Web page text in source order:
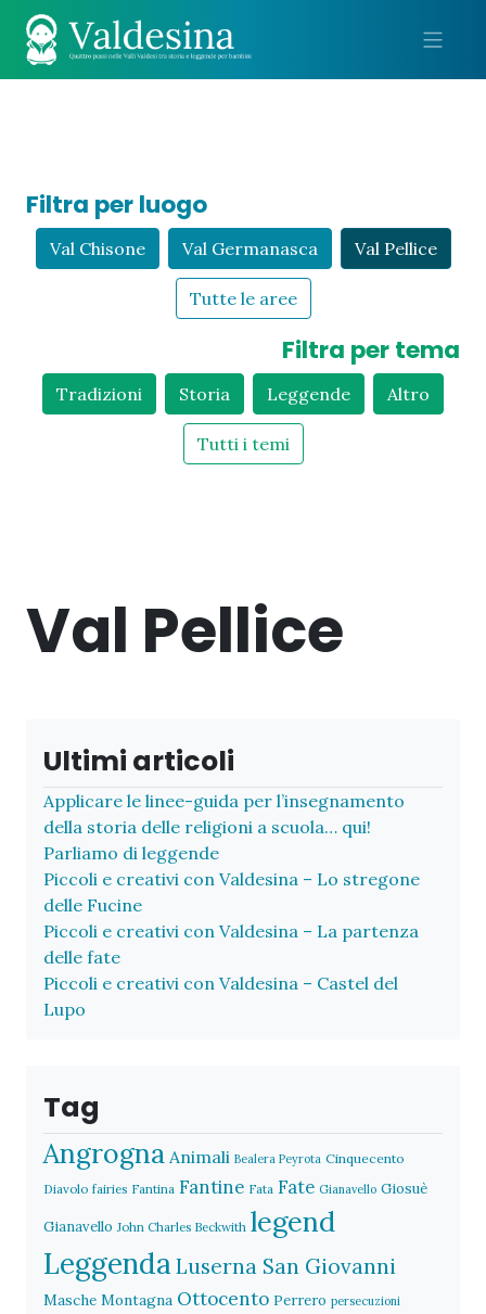
Filtra per luogo
Val Chisone Val Germanasca Val Pellice
Tutte le aree
Filtra per tema
Tradizioni Storia Leggende Altro
Tutti i temi
Val Pellice
Ultimi articoli
Applicare le linee-guida per l’insegnamento
della storia delle religioni a scuola… qui!
Parliamo di leggende
Piccoli e creativi con Valdesina – Lo stregone
delle Fucine
Piccoli e creativi con Valdesina – La partenza
delle fate
Piccoli e creativi con Valdesina – Castel del
Lupo
Tag
Angrogna Animali Bealera Peyrota Cinquecento
Diavolo fairies Fantina Fantine Fata Fate Gianavello Giosuè
Gianavello John Charles Beckwith legend
Leggenda Luserna San Giovanni
Masche Montagna Ottocento Perrero persecuzioni